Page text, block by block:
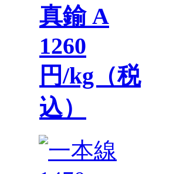
真鍮 A
1260
円/kg（税
込）